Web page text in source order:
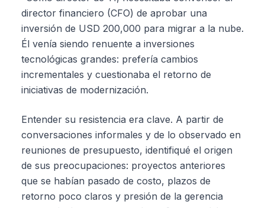
director financiero (CFO) de aprobar una
inversión de USD 200,000 para migrar a la nube.
Él venía siendo renuente a inversiones
tecnológicas grandes: prefería cambios
incrementales y cuestionaba el retorno de
iniciativas de modernización.
Entender su resistencia era clave. A partir de
conversaciones informales y de lo observado en
reuniones de presupuesto, identifiqué el origen
de sus preocupaciones: proyectos anteriores
que se habían pasado de costo, plazos de
retorno poco claros y presión de la gerencia